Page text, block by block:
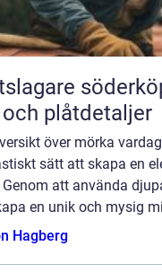
söderköping vägledning för
plåtdetaljer
över mörka
sätt att skapa en
att använda
en unik och mysig
Hagberg